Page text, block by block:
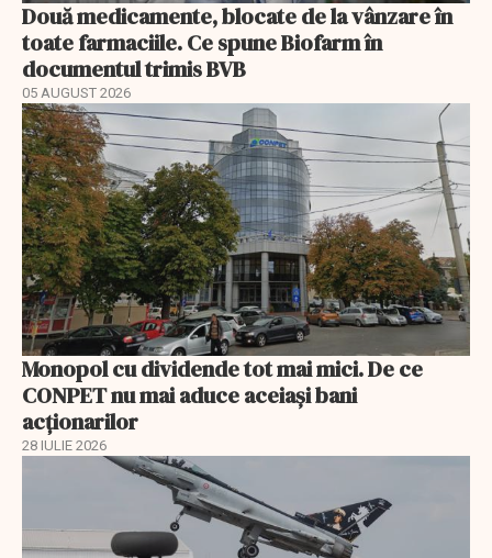
Două medicamente, blocate de la vânzare în
toate farmaciile. Ce spune Biofarm în
documentul trimis BVB
05 AUGUST 2026
Monopol cu dividende tot mai mici. De ce
CONPET nu mai aduce aceiași bani
acționarilor
28 IULIE 2026